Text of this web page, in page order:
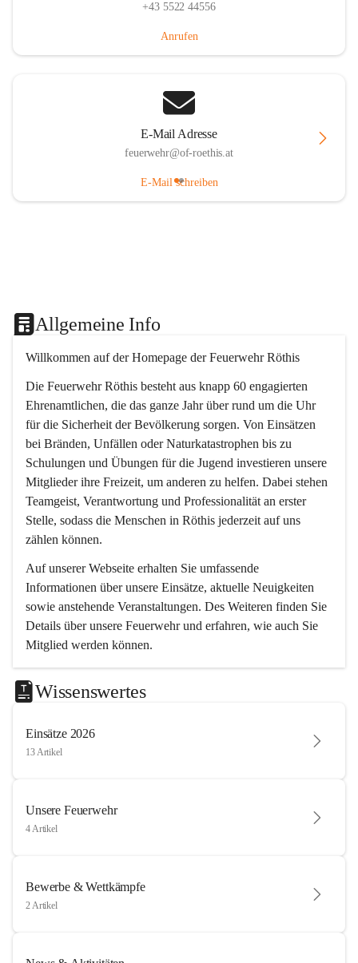
+43 5522 44556
Anrufen
E-Mail Adresse
feuerwehr@of-roethis.at
E-Mail schreiben
Allgemeine Info
Willkommen auf der Homepage der Feuerwehr Röthis
Die Feuerwehr Röthis besteht aus knapp 60 engagierten
Ehrenamtlichen, die das ganze Jahr über rund um die Uhr
für die Sicherheit der Bevölkerung sorgen. Von Einsätzen
bei Bränden, Unfällen oder Naturkatastrophen bis zu
Schulungen und Übungen für die Jugend investieren unsere
Mitglieder ihre Freizeit, um anderen zu helfen. Dabei stehen
Teamgeist, Verantwortung und Professionalität an erster
Stelle, sodass die Menschen in Röthis jederzeit auf uns
zählen können.
Auf unserer Webseite erhalten Sie umfassende
Informationen über unsere Einsätze, aktuelle Neuigkeiten
sowie anstehende Veranstaltungen. Des Weiteren finden Sie
Details über unsere Feuerwehr und erfahren, wie auch Sie
Mitglied werden können.
Wissenswertes
Einsätze 2026
13 Artikel
Unsere Feuerwehr
4 Artikel
Bewerbe & Wettkämpfe
2 Artikel